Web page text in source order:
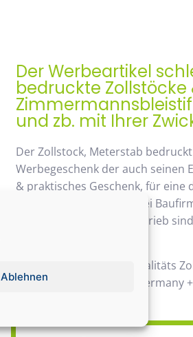
Ablehnen
Der Werbeartikel
bedruckte Zollstöcke
und zb. mit Ihrer
Der Zollstock, Meterstab
Werbegeschenk der auch seinen
& praktisches Geschenk, für
Einsatz kommt. Beliebt bei
möglichen Handwerksbetrieb
Daher wir verwenden Qualitäts
Bauma / 100% Made in Germany